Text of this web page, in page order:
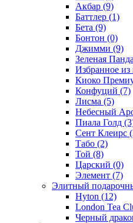
Акбар (9)
Баттлер (1)
Бета (9)
Бонтон (0)
Джимми (9)
Зеленая Панда
Избранное из
Киоко
Конфуций (7)
Лисма (5)
Небесный
Пиала Голд
Сент Клеирс
Табо (2)
Той (8)
Царский (0)
Элемент (7)
Элитный
Hyton (12)
London Tea
Черный